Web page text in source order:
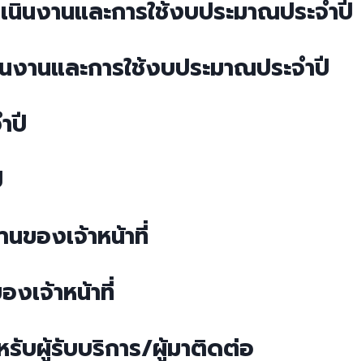
นงานและการใช้งบประมาณประจำปี
านและการใช้งบประมาณประจำปี
ปี
ของเจ้าหน้าที่
เจ้าหน้าที่
รับผู้รับบริการ/ผู้มาติดต่อ